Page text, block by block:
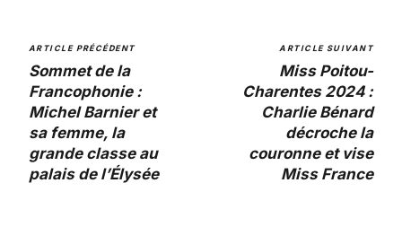
ARTICLE PRÉCÉDENT
Sommet de la
Francophonie :
Michel Barnier et
sa femme, la
grande classe au
palais de l’Élysée
ARTICLE SUIVANT
Miss Poitou-
Charentes 2024 :
Charlie Bénard
décroche la
couronne et vise
Miss France